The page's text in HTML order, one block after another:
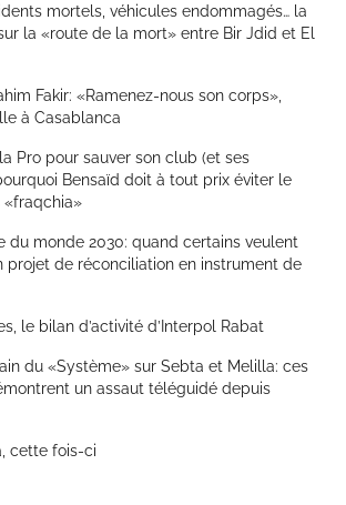
mortels, véhicules endommagés… la
la «route de la mort» entre Bir Jdid et El
Fakir: «Ramenez-nous son corps»,
à Casablanca
Pro pour sauver son club (et ses
Bensaïd doit à tout prix éviter le
«fraqchia»
du monde 2030: quand certains veulent
projet de réconciliation en instrument de
le bilan d’activité d’Interpol Rabat
du «Système» sur Sebta et Melilla: ces
un assaut téléguidé depuis
cette fois-ci